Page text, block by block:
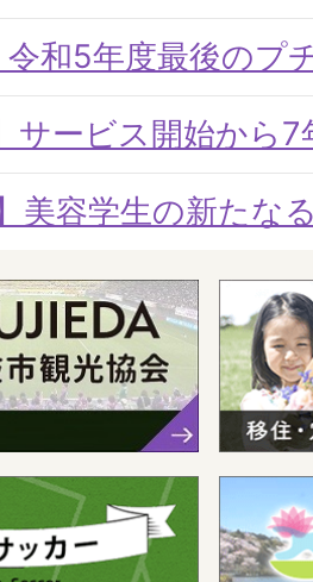
令和5年度最後のプ
サービス開始から
美容学生の新たな